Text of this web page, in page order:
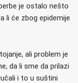
je ostalo nešto
li će zbog epidemije
ali problem je
da li sme da prilazi
i to u suštini